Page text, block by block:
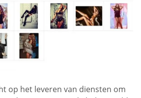
op het leveren van diensten om